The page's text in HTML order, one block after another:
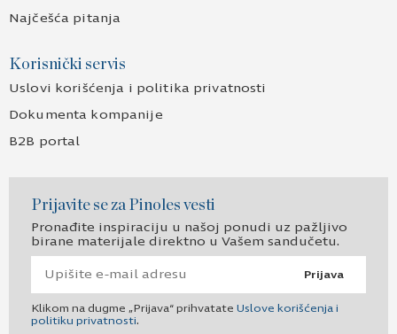
Najčešća pitanja
Korisnički servis
Uslovi korišćenja i politika privatnosti
Dokumenta kompanije
B2B portal
Prijavite se za Pinoles vesti
Pronađite inspiraciju u našoj ponudi uz pažljivo
birane materijale direktno u Vašem sandučetu.
Prijava
Klikom na dugme „Prijava“ prihvatate Uslove korišćenja i
politiku privatnosti.